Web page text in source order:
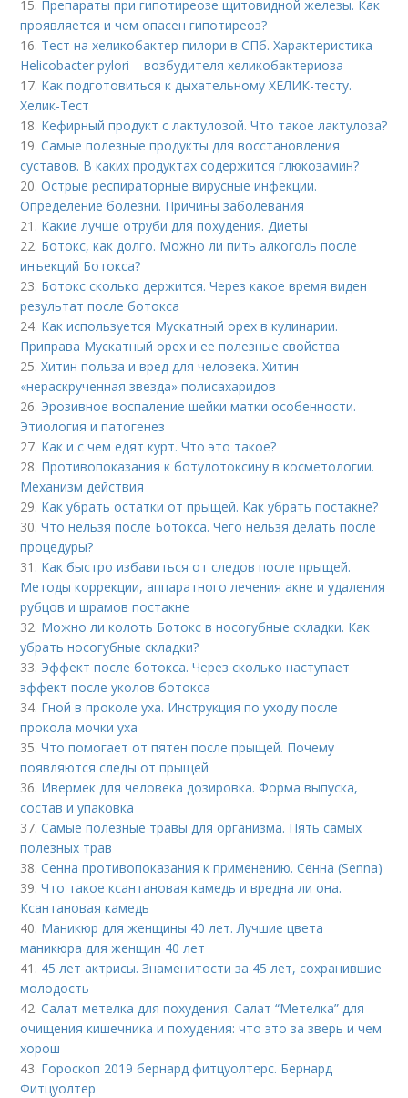
15. Препараты при гипотиреозе щитовидной железы. Как
проявляется и чем опасен гипотиреоз?
16. Тест на хеликобактер пилори в СПб. Характеристика
Helicobacter pylori – возбудителя хеликобактериоза
17. Как подготовиться к дыхательному ХЕЛИК-тесту.
Хелик-Тест
18. Кефирный продукт с лактулозой. Что такое лактулоза?
19.Самые полезные продукты для восстановления
суставов. В каких продуктах содержится глюкозамин?
20.Острые респираторные вирусные инфекции.
Определение болезни. Причины заболевания
21. Какие лучше отруби для похудения. Диеты
22. Ботокс, как долго. Можно ли пить алкоголь после
инъекций Ботокса?
23. Ботокс сколько держится. Через какое время виден
результат после ботокса
24. Как используется Мускатный орех в кулинарии.
Приправа Мускатный орех и ее полезные свойства
25.Хитин польза и вред для человека. Хитин —
«нераскрученная звезда» полисахаридов
26. Эрозивное воспаление шейки матки особенности.
Этиология и патогенез
27. Как и с чем едят курт. Что это такое?
28. Противопоказания к ботулотоксину в косметологии.
Механизм действия
29. Как убрать остатки от прыщей. Как убрать постакне?
30.Что нельзя после Ботокса. Чего нельзя делать после
процедуры?
31. Как быстро избавиться от следов после прыщей.
Методы коррекции, аппаратного лечения акне и удаления
рубцов и шрамов постакне
32. Можно ли колоть Ботокс в носогубные складки. Как
убрать носогубные складки?
33. Эффект после ботокса. Через сколько наступает
эффект после уколов ботокса
34. Гной в проколе уха. Инструкция по уходу после
прокола мочки уха
35.Что помогает от пятен после прыщей. Почему
появляются следы от прыщей
36. Ивермек для человека дозировка. Форма выпуска,
состав и упаковка
37.Самые полезные травы для организма. Пять самых
полезных трав
38.Сенна противопоказания к применению. Сенна (Senna)
39.Что такое ксантановая камедь и вредна ли она.
Ксантановая камедь
40. Маникюр для женщины 40 лет. Лучшие цвета
маникюра для женщин 40 лет
41. 45 лет актрисы. Знаменитости за 45 лет, сохранившие
молодость
42.Салат метелка для похудения. Салат “Метелка” для
очищения кишечника и похудения: что это за зверь и чем
хорош
43. Гороскоп 2019 бернард фитцуолтерс. Бернард
Фитцуолтер